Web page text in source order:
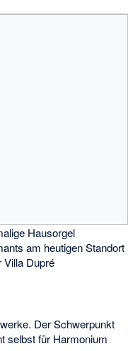
Hausorgel
am heutigen Standort
Villa Dupré
Der Schwerpunkt
selbst für Harmonium